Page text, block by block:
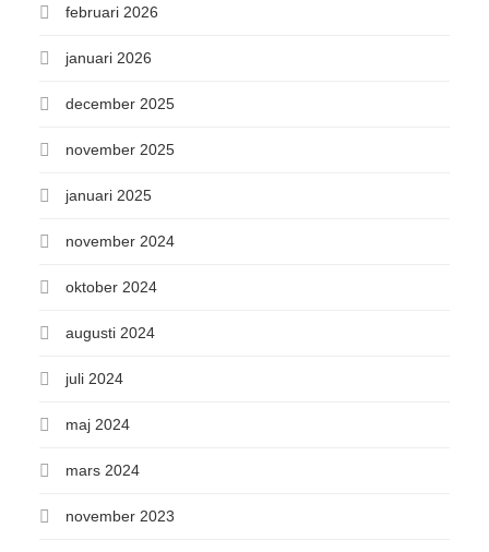
februari 2026
januari 2026
december 2025
november 2025
januari 2025
november 2024
oktober 2024
augusti 2024
juli 2024
maj 2024
mars 2024
november 2023